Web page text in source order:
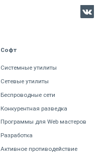
Софт
Системные утилиты
Сетевые утилиты
Беспроводные сети
Конкурентная разведка
Программы для Web мастеров
Разработка
Активное противодействие